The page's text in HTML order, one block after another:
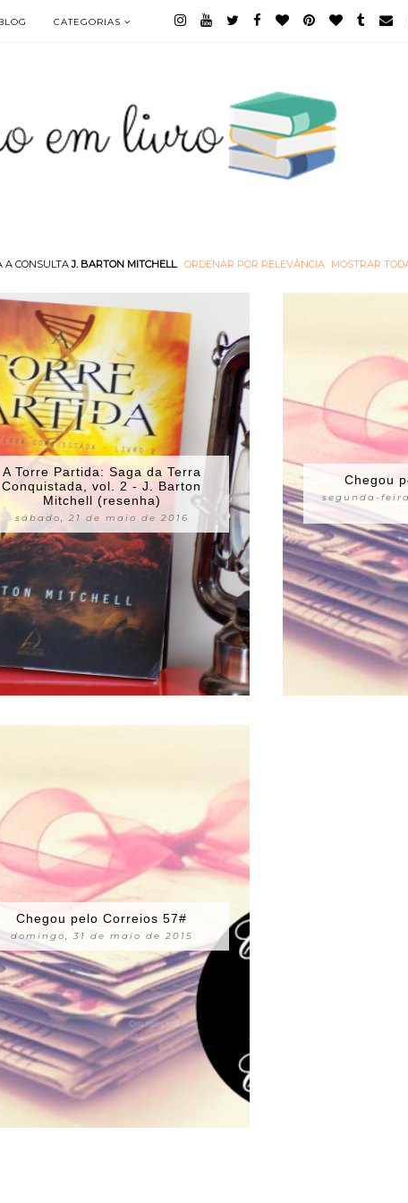
CATEGORIAS
A CONSULTAJ. BARTON MITCHELL. ORDENAR POR RELEVÂNCIA MOSTRAR
A Torre Partida: Saga da Terra
Conquistada, vol. 2 - J. Barton
Mitchell (resenha)
sábado, 21 de maio de 2016
Chegou
segunda-
Chegou pelo Correios 57#
domingo, 31 de maio de 2015